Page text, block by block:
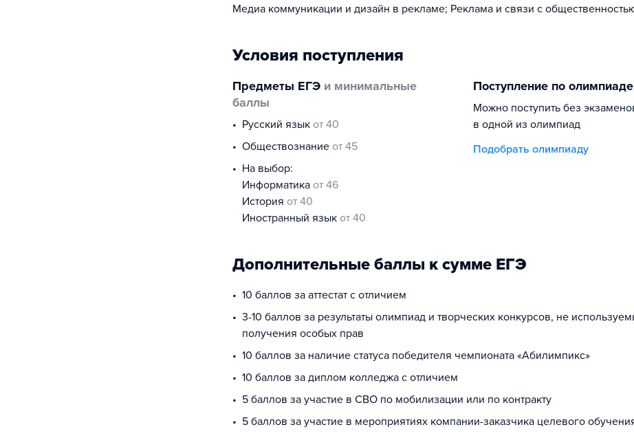
Медиа коммуникации и дизайн в рекламе; Реклама и связи с
Условия поступления
Предметы ЕГЭ и минимальные
баллы
русский язык от 40
обществознание от 45
На выбор:
информатика от 46
история от 40
иностранный язык от 40
Поступление по олимпиаде
Можно поступить без
в одной из олимпиад
Подобрать олимпиаду
Дополнительные баллы к сумме ЕГЭ
10 баллов за аттестат с отличием
3-10 баллов за результаты олимпиад и творческих конкурсов, не
получения особых прав
10 баллов за наличие статуса победителя чемпионата «Абилимпикс»
10 баллов за диплом колледжа с отличием
5 баллов за участие в СВО по мобилизации или по контракту
5 баллов за участие в мероприятиях компании-заказчика целевого